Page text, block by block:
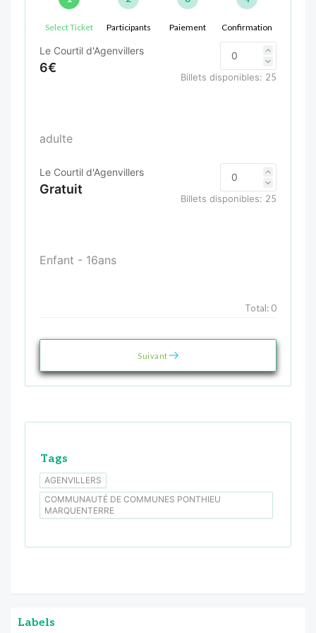
Select Ticket Participants Paiement Confirmation
Le Courtil d'Agenvillers
6€
Billets disponibles: 25
adulte
Le Courtil d'Agenvillers
Gratuit
Billets disponibles: 25
Enfant - 16ans
Total: 0
Suivant
Tags
AGENVILLERS
COMMUNAUTÉ DE COMMUNES PONTHIEU
MARQUENTERRE
Labels